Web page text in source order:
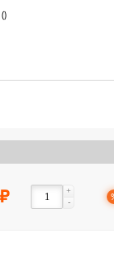
и
() 500
-
+